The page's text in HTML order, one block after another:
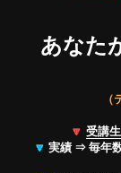
あなた
🔽 受講
🔽 実績 ⇒ 毎年